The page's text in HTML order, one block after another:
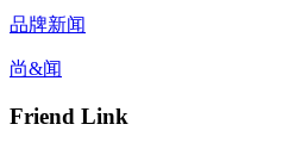
品牌新闻
尚&闻
Friend Link